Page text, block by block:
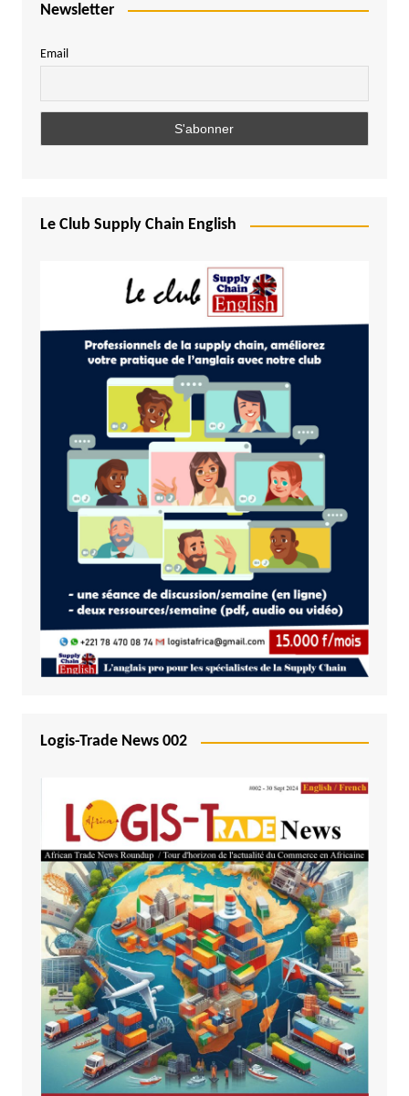
Newsletter
Email
Le Club Supply Chain English
Logis-Trade News 002